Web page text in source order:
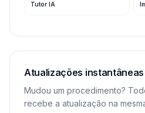
Tutor IA
Atualizações instantâneas
Mudou um procedimento?
recebe a atualização na